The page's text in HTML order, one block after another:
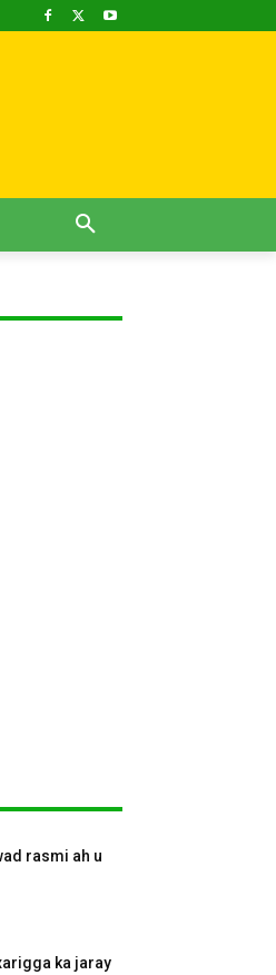
rasmi ah u
ka jaray